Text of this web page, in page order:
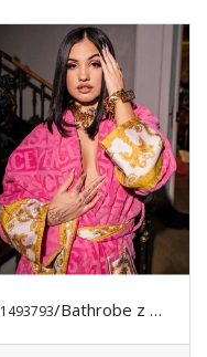
1493793/Bathrobe z VERSACE